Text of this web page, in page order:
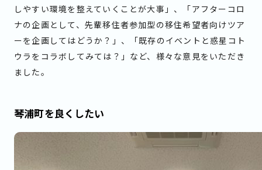
しやすい環境を整えていくことが大事」、「アフターコロ
ナの企画として、先輩移住者参加型の移住希望者向けツア
ーを企画してはどうか？」、「既存のイベントと惑星コト
ウラをコラボしてみては？」など、様々な意見をいただき
ました。
琴浦町を良くしたい